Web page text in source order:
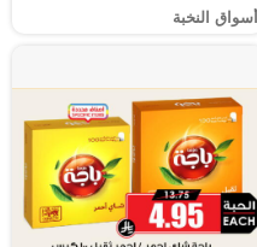
أسواق النخبة